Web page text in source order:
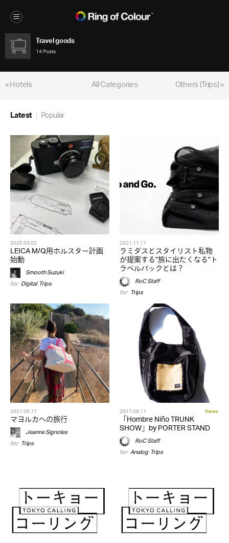
Travel goods
14 Posts
« Hotels Others (Trips) »
All Categories
Latest Popular
2025.03.02
LEICA M/Q用ホルスター計画
始動
Smooth Suzuki
for Digital,Trips
2021.11.11
ラミダスとスタイリスト私物
が提案する”旅に出たくなる”ト
ラベルパックとは？
RoC Staff
for Trips
2021.09.17
マヨルカへの旅行
Jeanne Signoles
for Trips
2017.08.11 News
「Hombre Niño TRUNK
SHOW」by PORTER STAND
RoC Staff
for Analog, Trips